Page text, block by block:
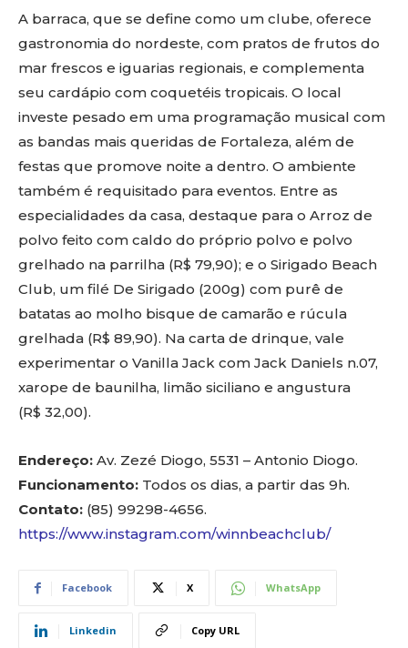
A barraca, que se define como um clube, oferece
gastronomia do nordeste, com pratos de frutos do
mar frescos e iguarias regionais, e complementa
seu cardápio com coquetéis tropicais. O local
investe pesado em uma programação musical com
as bandas mais queridas de Fortaleza, além de
festas que promove noite a dentro. O ambiente
também é requisitado para eventos. Entre as
especialidades da casa, destaque para o Arroz de
polvo feito com caldo do próprio polvo e polvo
grelhado na parrilha (R$ 79,90); e o Sirigado Beach
Club, um filé De Sirigado (200g) com purê de
batatas ao molho bisque de camarão e rúcula
grelhada (R$ 89,90). Na carta de drinque, vale
experimentar o Vanilla Jack com Jack Daniels n.07,
xarope de baunilha, limão siciliano e angustura
(R$ 32,00).
Endereço: Av. Zezé Diogo, 5531 – Antonio Diogo.
Funcionamento: Todos os dias, a partir das 9h.
Contato: (85) 99298-4656.
https://www.instagram.com/winnbeachclub/
Facebook X WhatsApp
Linkedin Copy URL